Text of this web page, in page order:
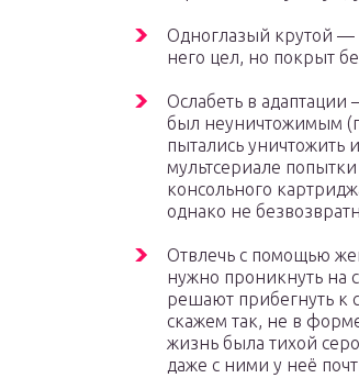
Одноглазый крутой —
него цел, но покрыт
Ослабеть в
был неуничтожимым
пытались уничтожить
мультсериале
консольного
однако не
Отвлечь с помощью
нужно проникнуть на
решают прибегнуть к
скажем так, не в
жизнь была тихой
даже с ними у неё